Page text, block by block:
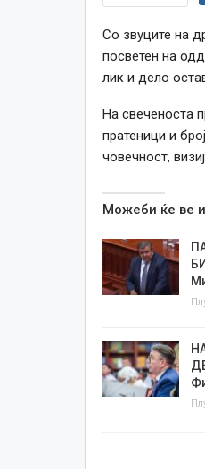
Со звуците на
посветен на
лик и дело
На свеченоста
пратеници и
човечност,
Можеби ќе ве